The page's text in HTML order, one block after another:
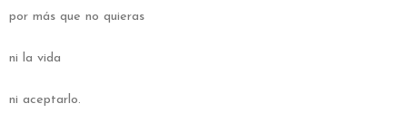
por más que no quieras
ni la vida
ni aceptarlo.